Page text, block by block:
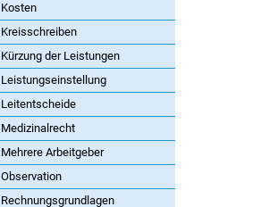
Kosten
Kreisschreiben
Kürzung der Leistungen
Leistungseinstellung
Leitentscheide
Medizinalrecht
Mehrere Arbeitgeber
Observation
Rechnungsgrundlagen